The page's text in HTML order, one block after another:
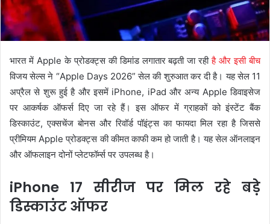
भारत में Apple के प्रोडक्ट्स की डिमांड लगातार बढ़ती जा रहीहै और इसी बीच
विजय सेल्स ने “Apple Days 2026” सेल की शुरुआत कर दी है। यह सेल 11
अप्रैल से शुरू हुई है और इसमें iPhone, iPad और अन्य Apple डिवाइसेज
पर आकर्षक ऑफर्स दिए जा रहे हैं। इस ऑफर में ग्राहकों को इंस्टेंट बैंक
डिस्काउंट, एक्सचेंज बोनस और रिवॉर्ड पॉइंट्स का फायदा मिल रहा है जिससे
प्रीमियम Apple प्रोडक्ट्स की कीमत काफी कम हो जाती है। यह सेल ऑनलाइन
और ऑफलाइन दोनों प्लेटफॉर्म्स पर उपलब्ध है।
iPhone 17 सीरीज पर मिल रहे बड़े
डिस्काउंट ऑफर